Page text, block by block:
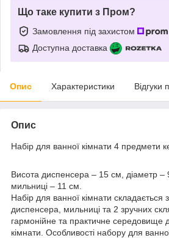
Що таке купити з Пром?
Замовлення під захистом
Доступна доставка
Опис Характеристики Відгуки
Опис
Набір для ванної кімнати 4 предмети
Висота диспенсера – 15 см, діаметр
мильниці – 11 см.
Набір для ванної кімнати складається
диспенсера, мильниці та 2 зручних
гармонійне та практичне середовище
кімнати. Особливості набору для